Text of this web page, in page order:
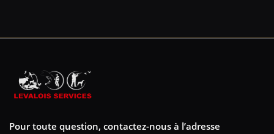
Pour toute question, contactez-nous à l’adresse